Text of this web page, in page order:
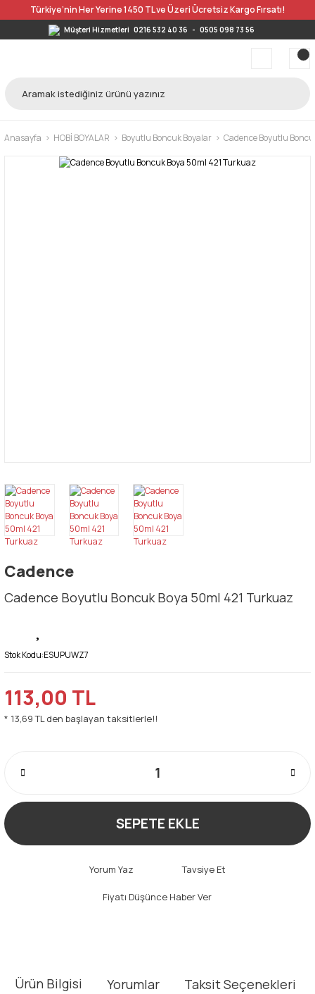
Türkiye’nin Her Yerine 1450 TL ve Üzeri Ücretsiz Kargo Fırsatı!
Müşteri Hizmetleri 0216 532 40 36 - 0505 098 73 56
Anasayfa HOBİ BOYALAR Boyutlu Boncuk Boyalar Cadence Boyutlu
Cadence
Cadence Boyutlu Boncuk Boya 50ml 421 Turkuaz
Stok Kodu:ESUPUWZ7
113,00 TL
* 13,69 TL den başlayan taksitlerle!!
SEPETE EKLE
Yorum Yaz Tavsiye Et
Fiyatı Düşünce Haber Ver
Ürün Bilgisi Yorumlar Taksit Seçenekleri